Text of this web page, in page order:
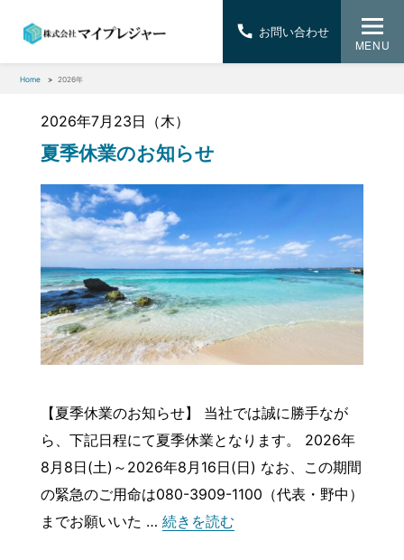
MENU
Home 2026年
2026年7月23日（木）
夏季休業のお知らせ
【夏季休業のお知らせ】 当社では誠に勝手なが
ら、下記日程にて夏季休業となります。 2026年
8月8日(土)～2026年8月16日(日) なお、この期間
の緊急のご用命は080-3909-1100（代表・野中）
までお願いいた … 続きを読む“夏季休業のお知らせ”
お問い合わせ